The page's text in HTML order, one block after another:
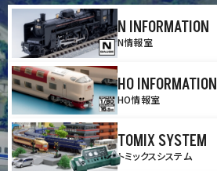
N INFORMATION
N情報室
HO INFORMATION
HO情報室
TOMIX SYSTEM
トミックスシステム